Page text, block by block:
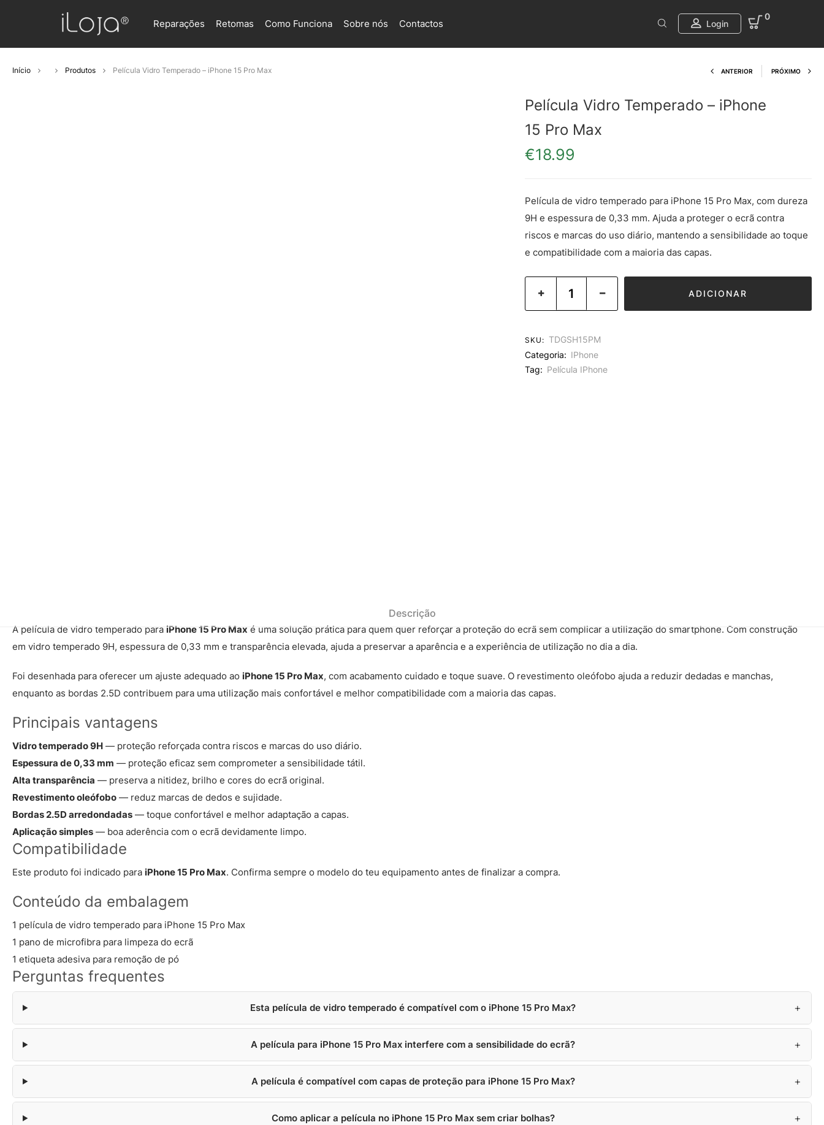
Reparações Retomas Como Funciona Sobre nós Contactos Login
0
Início Produtos Película Vidro Temperado – iPhone 15 Pro Max Product
ANTERIOR PRÓXIMO
Película Vidro Temperado – iPhone
15 Pro Max
€18.99
Película de vidro temperado para iPhone 15 Pro Max, com dureza
9H e espessura de 0,33 mm. Ajuda a proteger o ecrã contra
riscos e marcas do uso diário, mantendo a sensibilidade ao toque
e compatibilidade com a maioria das capas.
ADICIONAR
SKU: TDGSH15PM
Categoria: IPhone
Tag: Película IPhone
Descrição
A película de vidro temperado para iPhone 15 Pro Max é uma solução prática para quem quer reforçar a proteção do ecrã sem complicar a utilização do smartphone. Com construção
em vidro temperado 9H, espessura de 0,33 mm e transparência elevada, ajuda a preservar a aparência e a experiência de utilização no dia a dia.
Foi desenhada para oferecer um ajuste adequado ao iPhone 15 Pro Max, com acabamento cuidado e toque suave. O revestimento oleófobo ajuda a reduzir dedadas e manchas,
enquanto as bordas 2.5D contribuem para uma utilização mais confortável e melhor compatibilidade com a maioria das capas.
Principais vantagens
Vidro temperado 9H — proteção reforçada contra riscos e marcas do uso diário.
Espessura de 0,33 mm — proteção eficaz sem comprometer a sensibilidade tátil.
Alta transparência — preserva a nitidez, brilho e cores do ecrã original.
Revestimento oleófobo — reduz marcas de dedos e sujidade.
Bordas 2.5D arredondadas — toque confortável e melhor adaptação a capas.
Aplicação simples — boa aderência com o ecrã devidamente limpo.
Compatibilidade
Este produto foi indicado para iPhone 15 Pro Max. Confirma sempre o modelo do teu equipamento antes de finalizar a compra.
Conteúdo da embalagem
1 película de vidro temperado para iPhone 15 Pro Max
1 pano de microfibra para limpeza do ecrã
1 etiqueta adesiva para remoção de pó
Perguntas frequentes
Esta película de vidro temperado é compatível com o iPhone 15 Pro Max? +
A película para iPhone 15 Pro Max interfere com a sensibilidade do ecrã? +
A película é compatível com capas de proteção para iPhone 15 Pro Max? +
Como aplicar a película no iPhone 15 Pro Max sem criar bolhas? +